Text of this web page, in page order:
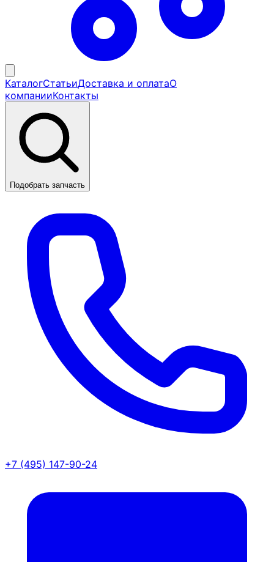
КаталогСтатьиДоставка и оплатаО
компанииКонтакты
Подобрать запчасть
+7 (495) 147-90-24